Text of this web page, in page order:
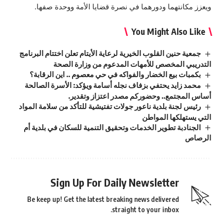
ويعزز مكانتهما ودورهما في نصرة قضايا الأمة ووحدة صفها.
You Might Also Like
جمعية حنين القلوب الخيرية لرعاية الأيتام تعلن اختتام البرنامج
التدريبي المخصص للأمهات المدعوم من وزارة الصحة
بكمبات بيع الخضار والفواكه في حي معصوم .. اين الرقابة؟
محمد زايد يحتفي بزفاف نجله أسامة ويؤكد: الأسرة الصالحة
أساس المجتمع.. وحضوركم مصدر اعتزاز وتقدير.
رئيس لجنة بلدية ناعور جولات تفتيشية للتأكد من سلامة المواد
التي يستهلكها المواطن
الجنادبة تطوير الخدمات وتحقيق التنمية للسكان في بلدية أم
الرصاص
Sign Up For Daily Newsletter
Be keep up! Get the latest breaking news delivered
straight to your inbox.